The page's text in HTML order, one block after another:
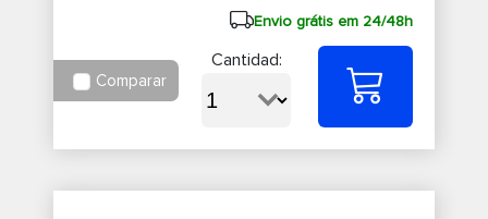
Envio grátis em 24/48h
Comparar
Cantidad: